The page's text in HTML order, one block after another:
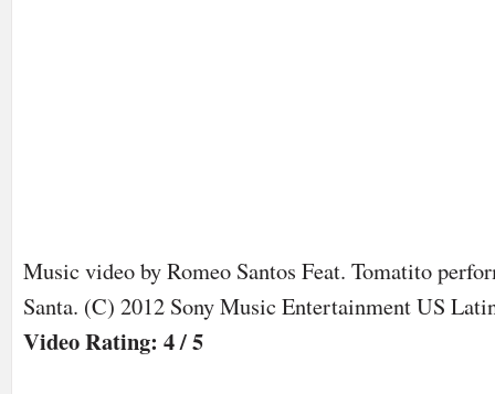
Music video by Romeo Santos Feat. Tomatito
Santa. (C) 2012 Sony Music Entertainment US
Video Rating: 4 / 5